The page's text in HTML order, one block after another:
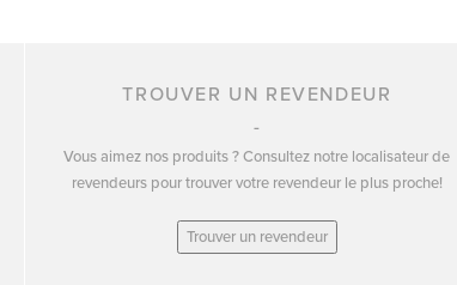
TROUVER UN REVENDEUR
Vous aimez nos produits ? Consultez notre localisateur de
revendeurs pour trouver votre revendeur le plus proche!
Trouver un revendeur